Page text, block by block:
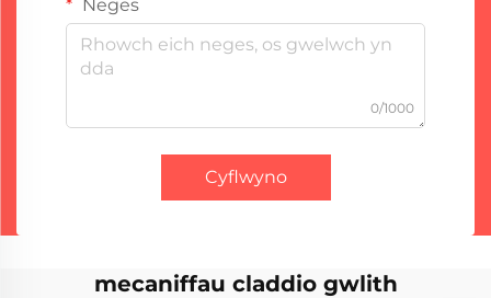
Neges
0/1000
Cyflwyno
mecaniffau claddio gwlith